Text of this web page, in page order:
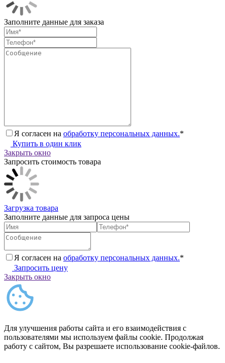
Заполните данные для заказа
Я согласен на обработку персональных данных.*
Купить в один клик
Закрыть окно
Запросить стоимость товара
Загрузка товара
Заполните данные для запроса цены
Я согласен на обработку персональных данных.*
Запросить цену
Закрыть окно
Для улучшения работы сайта и его взаимодействия с
пользователями мы используем файлы cookie. Продолжая
работу с сайтом, Вы разрешаете использование cookie-файлов.